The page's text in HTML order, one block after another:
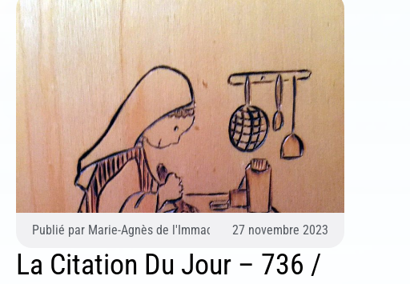
Publié par Marie-Agnès de l'Immaculée Conception (Agnès du Pâquier)
27 novembre 2023
La Citation Du Jour – 736 /